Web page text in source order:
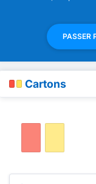
PASSER
Cartons